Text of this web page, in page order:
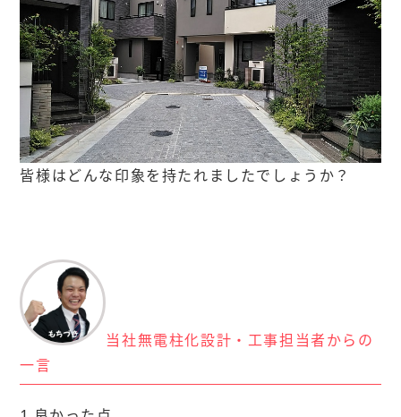
皆様はどんな印象を持たれましたでしょうか？
当社無電柱化設計・工事担当者からの
一言